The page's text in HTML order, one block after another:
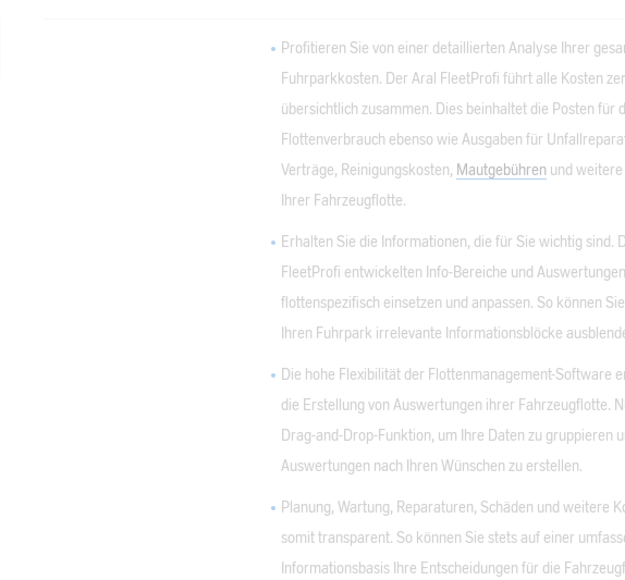
Profitieren Sie von einer detaillierten Analyse Ihrer
Fuhrparkkosten. Der Aral FleetProfi führt alle Kosten
übersichtlich zusammen. Dies beinhaltet die Posten für
Flottenverbrauch ebenso wie Ausgaben für
Verträge, Reinigungskosten, Mautgebührenund weitere
Ihrer Fahrzeugflotte.
Erhalten Sie die Informationen, die für Sie wichtig sind.
FleetProfi entwickelten Info-Bereiche und
flottenspezifisch einsetzen und anpassen. So können
Ihren Fuhrpark irrelevante Informationsblöcke
Die hohe Flexibilität der Flottenmanagement-Software
die Erstellung von Auswertungen ihrer Fahrzeugflotte.
Drag-and-Drop-Funktion, um Ihre Daten zu gruppieren
Auswertungen nach Ihren Wünschen zu erstellen.
Planung, Wartung, Reparaturen, Schäden und weitere
somit transparent. So können Sie stets auf einer
Informationsbasis Ihre Entscheidungen für die